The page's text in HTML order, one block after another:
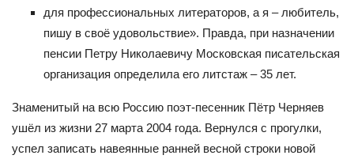
для профессиональных литераторов, а я – любитель,
пишу в своё удовольствие». Правда, при назначении
пенсии Петру Ни­колаевичу Московская писательская
организация определила его литстаж – 35 лет.
Знаменитый на всю Россию поэт-песенник Пётр Черняев
ушёл из жизни 27 марта 2004 года. Вернулся с прогулки,
успел записать навеянные ранней весной строки новой